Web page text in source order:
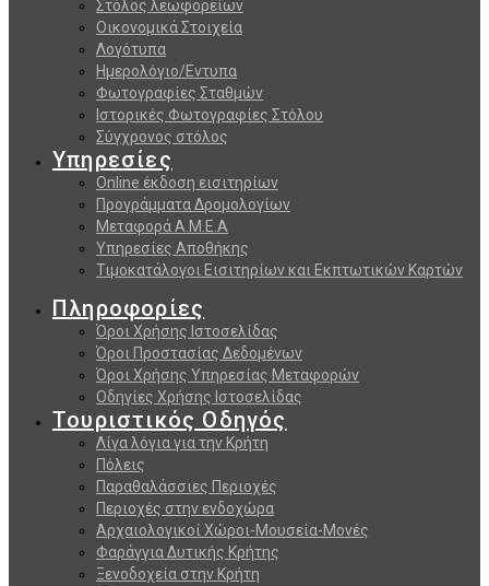
Στόλος λεωφορείων
Οικονομικά Στοιχεία
Λογότυπα
Ημερολόγιο/Εντυπα
Φωτογραφίες Σταθμών
Ιστορικές Φωτογραφίες Στόλου
Σύγχρονος στόλος
Υπηρεσίες
Online έκδοση εισιτηρίων
Προγράμματα Δρομολογίων
Μεταφορά Α.Μ.Ε.Α
Υπηρεσίες Αποθήκης
Τιμοκατάλογοι Εισιτηρίων και Εκπτωτικών Καρτών
Πληροφορίες
Όροι Χρήσης Ιστοσελίδας
Όροι Προστασίας Δεδομένων
Όροι Χρήσης Υπηρεσίας Μεταφορών
Οδηγίες Χρήσης Ιστοσελίδας
Τουριστικός Οδηγός
Λίγα λόγια για την Κρήτη
Πόλεις
Παραθαλάσσιες Περιοχές
Περιοχές στην ενδοχώρα
Αρχαιολογικοί Χώροι-Μουσεία-Μονές
Φαράγγια Δυτικής Κρήτης
Ξενοδοχεία στην Κρήτη